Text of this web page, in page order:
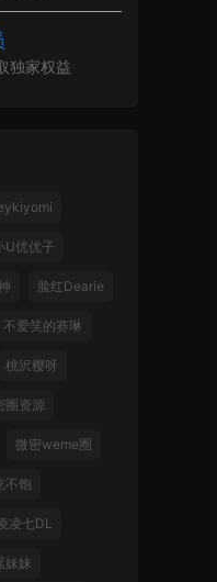
独家权益
U优优子
脸红Dearie
不爱笑的赛琳
桃沢樱呀
圈资源
微密weme圈
不饱
凌七DL
妹妹